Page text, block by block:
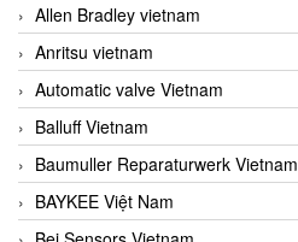
Allen Bradley vietnam
Anritsu vietnam
Automatic valve Vietnam
Balluff Vietnam
Baumuller Reparaturwerk Vietnam
BAYKEE Việt Nam